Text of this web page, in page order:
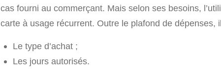
cas fourni au commerçant. Mais selon ses besoins,
carte à usage récurrent. Outre le plafond de dépenses,
Le type d’achat ;
Les jours autorisés.